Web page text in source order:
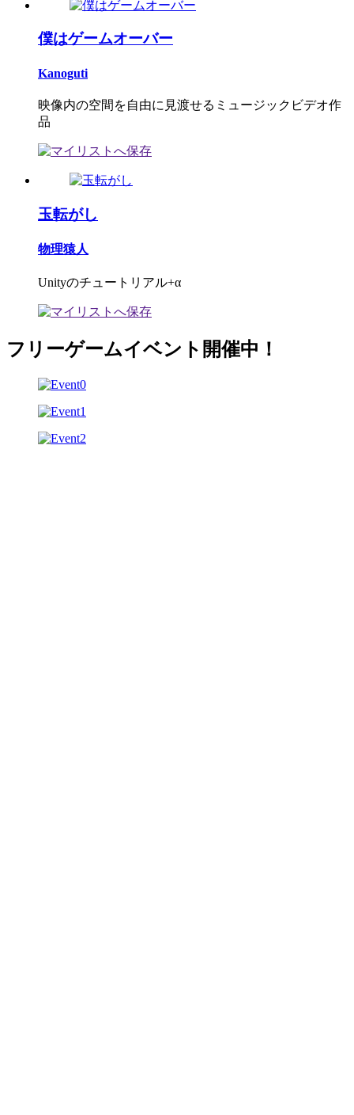
僕はゲームオーバー
Kanoguti
映像内の空間を自由に見渡せるミュージックビデオ作
品
玉転がし
物理猿人
Unityのチュートリアル+α
フリーゲームイベント開催中！